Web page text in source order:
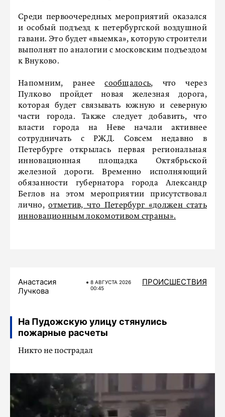
Среди первоочередных мероприятий оказался
и особый подъезд к петербургской воздушной
гавани. Это будет «выемка», которую строители
выполнят по аналогии с московским подъездом
к Внуково.
Напомним, ранеесообщалось, что через
Пулково пройдет новая железная дорога,
которая будет связывать южную и северную
части города. Также следует добавить, что
власти города на Неве начали активнее
сотрудничать с РЖД. Совсем недавно в
Петербурге открылась первая региональная
инновационная площадка Октябрьской
железной дороги. Временно исполняющий
обязанности губернатора города Александр
Беглов на этом мероприятии присутствовал
лично,отметив, что Петербург «должен стать
инновационным локомотивом страны».
Анастасия
Лучкова
8 АВГУСТА 2026
00:45
ПРОИСШЕСТВИЯ
На Пудожскую улицу стянулись
пожарные расчеты
Никто не пострадал